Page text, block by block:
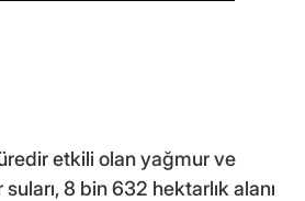
etkili olan yağmur ve
8 bin 632 hektarlık alanı